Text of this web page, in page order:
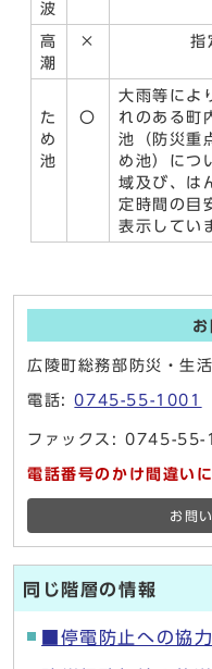
波
高
潮
× 指
た
め
池
〇
大雨等によ
れのある町
池（防災重
め池）につ
域及び、は
定時間の目
表示してい
広陵町総務部防災・生
電話:0745-55-1001
ファックス: 0745-
電話番号のかけ間違い
お問
同じ階層の情報
■停電防止への協